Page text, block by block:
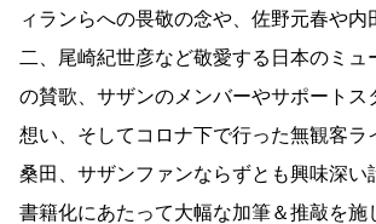
ィランらへの畏敬の念や、佐野元春や内
二、尾崎紀世彦など敬愛する日本のミュ
の賛歌、サザンのメンバーやサポートス
想い、そしてコロナ下で行った無観客ラ
桑田、サザンファンならずとも興味深い
書籍化にあたって大幅な加筆＆推敲を施